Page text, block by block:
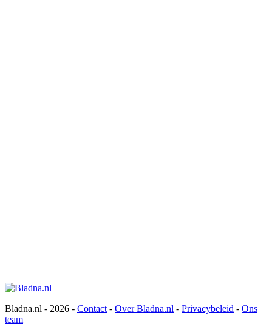
Bladna.nl - 2026 - Contact - Over Bladna.nl - Privacybeleid - Ons
team